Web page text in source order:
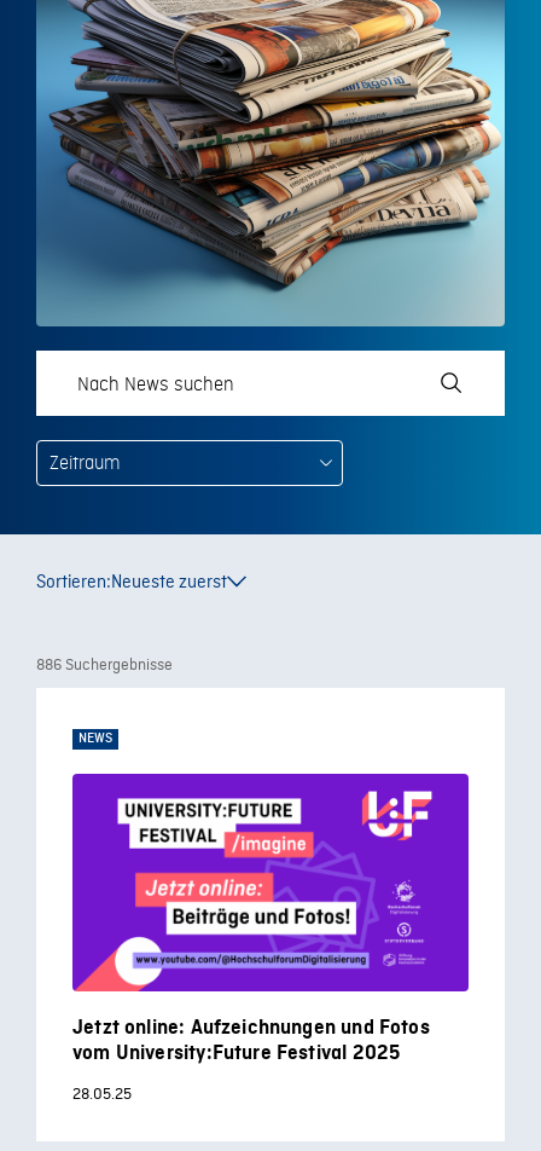
Sortieren:Neueste zuerst
886 Suchergebnisse
NEWS
Jetzt online: Aufzeichnungen und Fotos
vom University:Future Festival 2025
28.05.25